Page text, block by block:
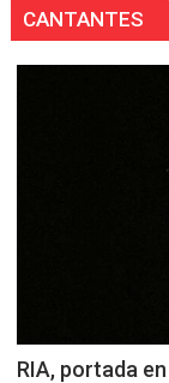
CANTANTES
RIA, portada